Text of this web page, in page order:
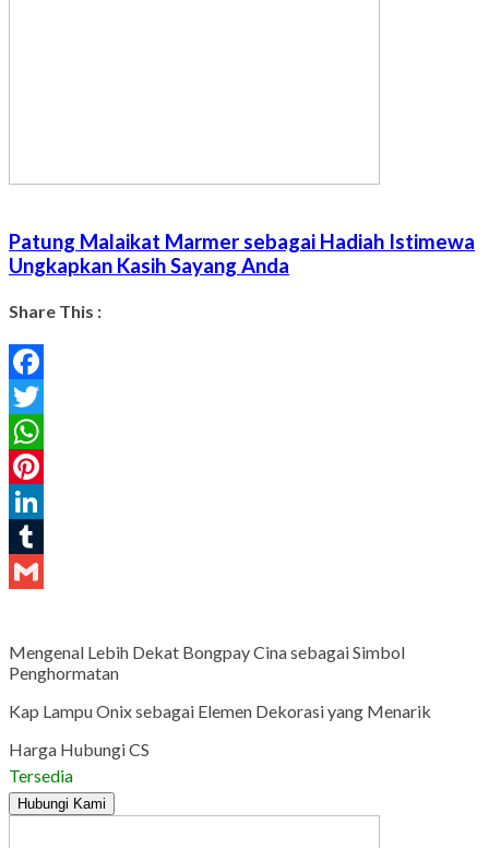
Patung Malaikat Marmer sebagai Hadiah Istimewa
Ungkapkan Kasih Sayang Anda
Share This :
Facebook
Twitter
WhatsApp
Pinterest
LinkedIn
Tumblr
Mengenal Lebih Dekat Bongpay Cina sebagai Simbol
Penghormatan
Kap Lampu Onix sebagai Elemen Dekorasi yang Menarik
Harga Hubungi CS
Tersedia
Hubungi Kami